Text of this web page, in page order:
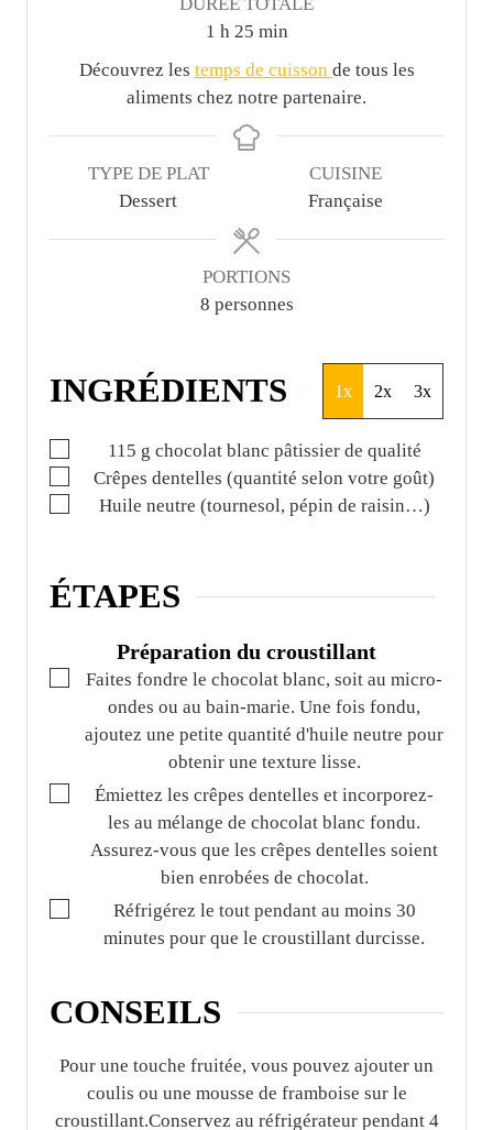
e
t
e
1 h
u
e
h 25m
n
t
min
Découvrez les temps de cuisson de tous les
aliments chez notre partenaire.
TYPE DE PLAT
Dessert
CUISINE
Française
PORTIONS
8 personnes
INGRÉDIENTS 1x 2x 3x
115 g chocolat blanc pâtissier de qualité
▢Crêpes dentelles (quantité selon votre goût)
Huile neutre (tournesol, pépin de raisin…)
ÉTAPES
Préparation du croustillant
▢
Faites fondre le chocolat blanc, soit au micro-
ondes ou au bain-marie. Une fois fondu,
ajoutez une petite quantité d'huile neutre pour
obtenir une texture lisse.
Émiettez les crêpes dentelles et incorporez-
les au mélange de chocolat blanc fondu.
Assurez-vous que les crêpes dentelles soient
bien enrobées de chocolat.
Réfrigérez le tout pendant au moins 30
minutes pour que le croustillant durcisse.
CONSEILS
Pour une touche fruitée, vous pouvez ajouter un
coulis ou une mousse de framboise sur le
croustillant.Conservez au réfrigérateur pendant 4